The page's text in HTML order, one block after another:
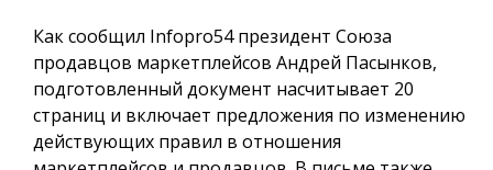
Как сообщил Infopro54президент Союза
продавцов маркетплейсов Андрей Пасынков,
подготовленный документ насчитывает 20
страниц и включает предложения по изменению
действующих правил в отношения